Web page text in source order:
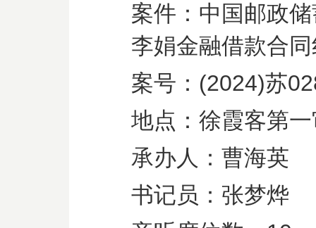
案件：中国邮政
李娟金融借款合
案号： (2024)苏
地点：徐霞客第
承办人：曹海英
书记员：张梦烨